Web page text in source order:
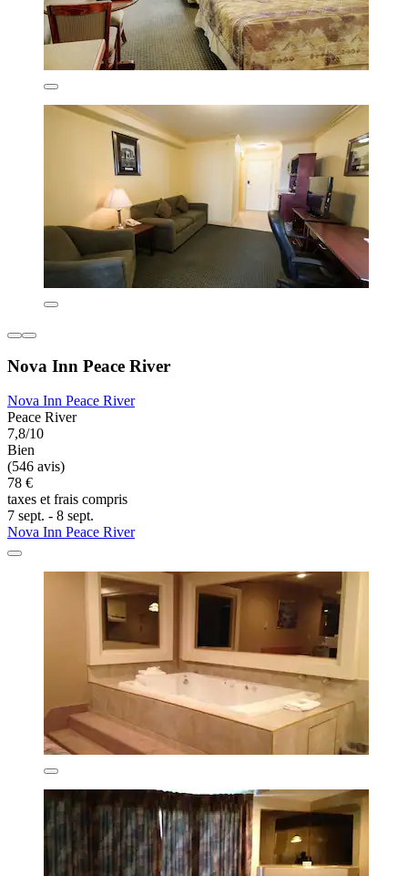
Nova Inn Peace River
Nova Inn Peace River
Peace River
7,8/10
Bien
(546 avis)
78 €
taxes et frais compris
7 sept. - 8 sept.
Nova Inn Peace River